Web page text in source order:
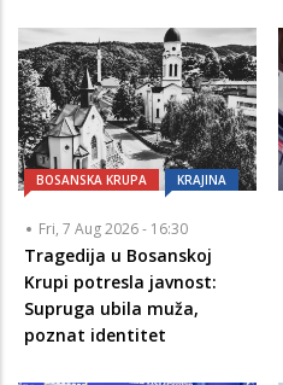
BOSANSKA KRUPA KRAJINA
Fri, 7 Aug 2026 - 16:30
Tragedija u Bosanskoj
Krupi potresla javnost:
Supruga ubila muža,
poznat identitet